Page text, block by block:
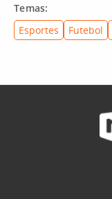
Temas:
Esportes
Futebol